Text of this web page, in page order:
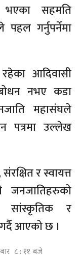
सहमति
गर्नुपर्नेमा
आदिवासी
नभए कडा
महासंघले
पत्रमा उल्लेख
र स्वायत्त
जनजातिहरुको
सांस्कृतिक र
आएको छ ।
८ : ११ बजे